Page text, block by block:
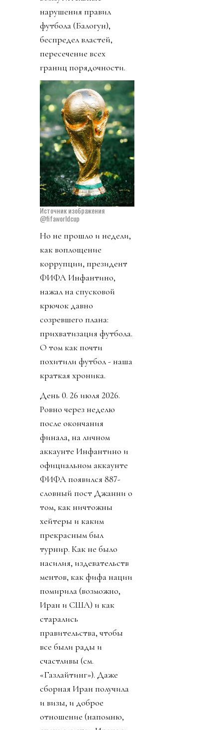
нарушения правил
футбола (Балогун),
беспредел властей,
пересечение всех
границ порядочности.
Источник изображения
@fifaworldcup
Но не прошло и недели,
как воплощение
коррупции, президент
ФИФА Инфантино,
нажал на спусковой
крючок давно
созревшего плана:
прихватизация футбола.
О том как почти
похитили футбол - наша
краткая хроника.
День 0. 26 июля 2026.
Ровно через неделю
после окончания
финала, на личном
аккаунте Инфантино и
официальном аккаунте
ФИФА появился 887-
словный пост Джанни о
том, как ничтожны
хейтеры и каким
прекрасным был
турнир. Как не было
насилия, издевательств
ментов, как фифа нации
помирила (возможно,
Иран и США) и как
старались
правительства, чтобы
все были рады и
счастливы (см.
«Газлайтинг»). Даже
сборная Иран получила
и визы, и доброе
отношение (напомню,